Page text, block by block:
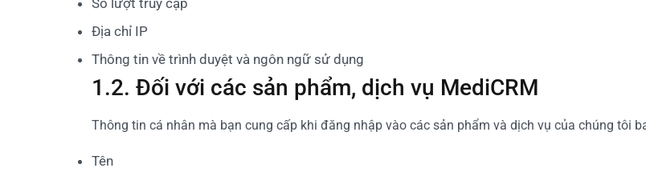
Số lượt truy cập
Địa chỉ IP
Thông tin về trình duyệt và ngôn ngữ sử dụng
1.2. Đối với các sản phẩm, dịch vụ MediCRM
Thông tin cá nhân mà bạn cung cấp khi đăng nhập vào các sản phẩm và dịch vụ của chúng tôi
Tên